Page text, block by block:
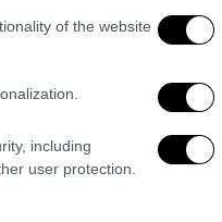
of the website
including
user protection.
να
Όσκαρ;
να
πού